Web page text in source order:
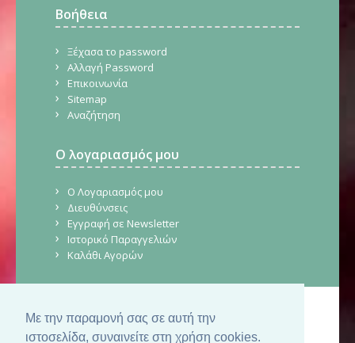
Με την παραμονή σας σε αυτή την
ιστοσελίδα, συναινείτε στη χρήση cookies.
Βοήθεια
Ξέχασα το password
Αλλαγή Password
Επικοινωνία
Sitemap
Αναζήτηση
Ο λογαριασμός μου
Ο Λογαριασμός μου
Διευθύνσεις
Εγγραφή σε Newsletter
Ιστορικό Παραγγελιών
Καλάθι Αγορών
© Copyright 2026. CraftStore.gr.
Δημιουργία Ιστοσελίδας SilkTech